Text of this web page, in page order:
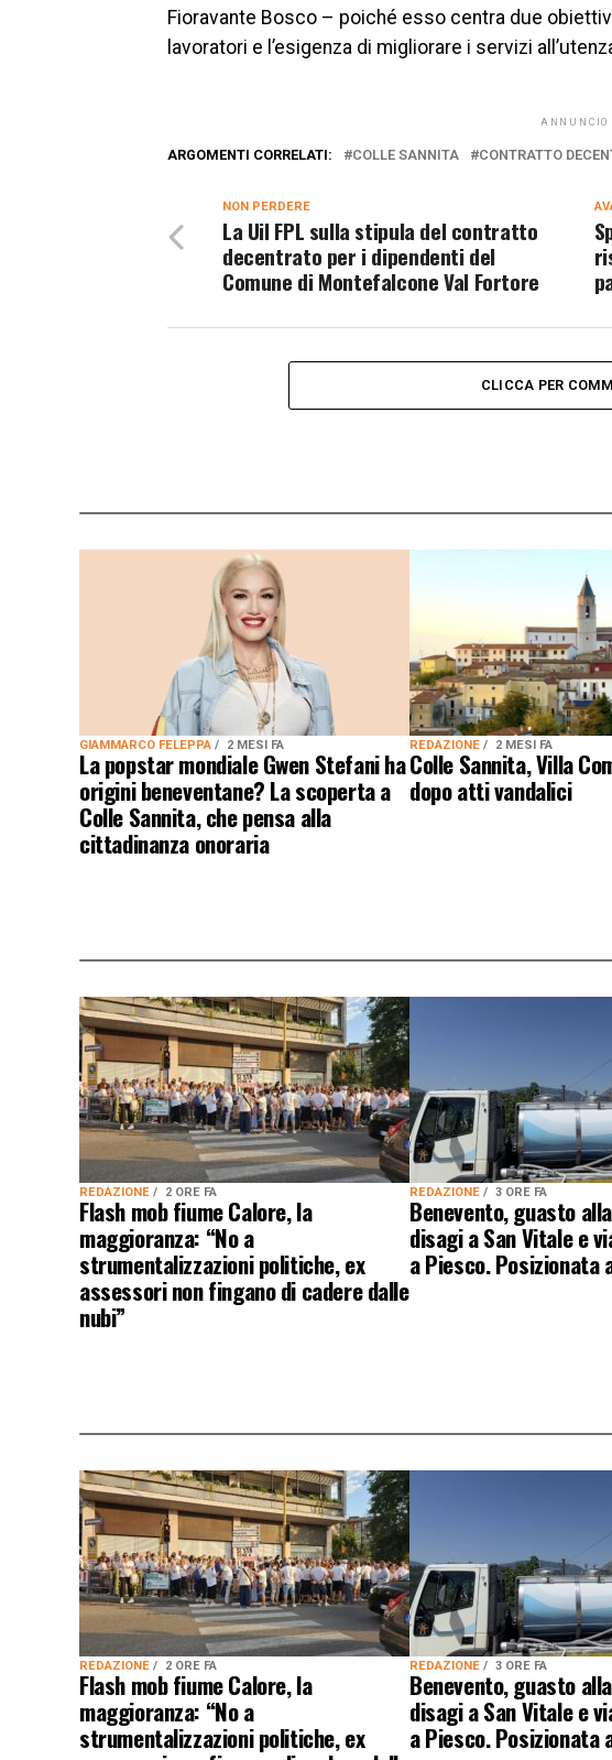
Fioravante Bosco – poiché esso centra due
lavoratori e l’esigenza di migliorare i servizi
ANNUNCIO
ARGOMENTI CORRELATI: COLLE SANNITA CONTRATTO
NON PERDERE
La Uil FPL sulla stipula del contratto
decentrato per i dipendenti del
Comune di Montefalcone Val Fortore
CLICCA PER
GIAMMARCO FELEPPA 2 MESI FA
La popstar mondiale Gwen Stefani ha
origini beneventane? La scoperta a
Colle Sannita, che pensa alla
cittadinanza onoraria
REDAZIONE 2 MESI FA
Colle Sannita, Villa
dopo atti vandalici
REDAZIONE 2 ORE FA
Flash mob fiume Calore, la
maggioranza: “No a
strumentalizzazioni politiche, ex
assessori non fingano di cadere dalle
nubi”
REDAZIONE 3 ORE FA
Benevento, guasto
disagi a San Vitale e
a Piesco. Posizionata
REDAZIONE 2 ORE FA
Flash mob fiume Calore, la
maggioranza: “No a
strumentalizzazioni politiche, ex
REDAZIONE 3 ORE FA
Benevento, guasto
disagi a San Vitale e
a Piesco. Posizionata